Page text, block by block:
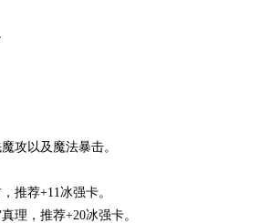
攻以及魔法暴击。
推荐+11冰强卡。
理，推荐+20冰强卡。